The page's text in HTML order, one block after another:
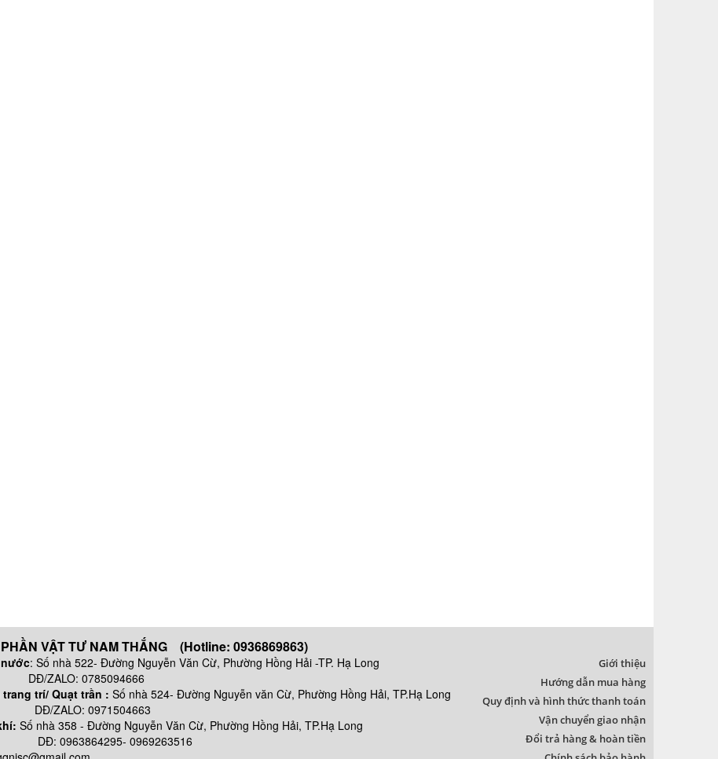
PHẦN VẬT TƯ NAM THẮNG (Hotline: 0936869863)
: Số nhà 522- Đường Nguyễn Văn Cừ, Phường Hồng Hải -TP. Hạ Long
0785094666
trí/ Quạt trần : Số nhà 524- Đường Nguyễn văn Cừ, Phường Hồng Hải, TP.Hạ Long
0971504663
Số nhà 358 - Đường Nguyễn Văn Cừ, Phường Hồng Hải, TP.Hạ Long
0969263516
Giới thiệu
Hướng dẫn mua hàng
Quy định và hình thức thanh toán
Vận chuyển giao nhận
Đổi trả hàng & hoàn tiền